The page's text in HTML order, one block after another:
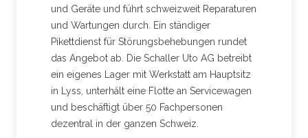
und Geräte und führt schweizweit Reparaturen
und Wartungen durch. Ein ständiger
Pikettdienst für Störungsbehebungen rundet
das Angebot ab. Die Schaller Uto AG betreibt
ein eigenes Lager mit Werkstatt am Hauptsitz
in Lyss, unterhält eine Flotte an Servicewagen
und beschäftigt über 50 Fachpersonen
dezentral in der ganzen Schweiz.